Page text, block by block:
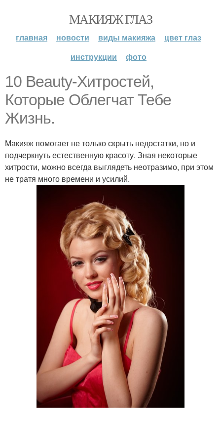
МАКИЯЖ ГЛАЗ
главная новости виды макияжа
цвет глаз
инструкции
фото
10 Beauty-Хитростей,
Которые Облегчат Тебе
Жизнь.
Макияж помогает не только скрыть недостатки, но и
подчеркнуть естественную красоту. Зная некоторые
хитрости, можно всегда выглядеть неотразимо, при этом
не тратя много времени и усилий.